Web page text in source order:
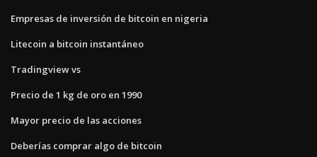
Empresas de inversión de bitcoin en nigeria
Litecoin a bitcoin instantáneo
Tradingview vs
Precio de 1 kg de oro en 1990
Mayor precio de las acciones
Deberías comprar algo de bitcoin